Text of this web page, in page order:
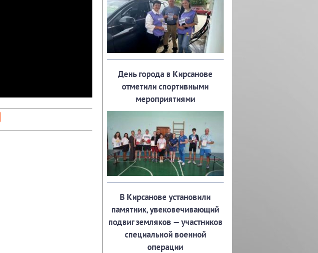
День города в Кирсанове
отметили спортивными
мероприятиями
В Кирсанове установили
памятник, увековечивающий
подвиг земляков — участников
специальной военной
операции